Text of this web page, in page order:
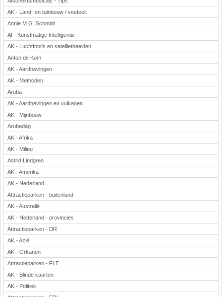
AK - Land- en tuinbouw / veeteelt
Annie M.G. Schmidt
AI - Kunstmatige Intelligentie
AK - Luchtfoto's en satellietbeelden
Anton de Kom
AK - Aardbevingen
AK - Methoden
Aruba
AK - Aardbevingen en vulkanen
AK - Mijnbouw
Arubadag
AK - Afrika
AK - Milieu
Astrid Lindgren
AK - Amerika
AK - Nederland
Attractieparken - buitenland
AK - Australië
AK - Nederland - provincies
Attractieparken - DR
AK - Azië
AK - Orkanen
Attractieparken - FLE
AK - Blinde kaarten
AK - Politiek